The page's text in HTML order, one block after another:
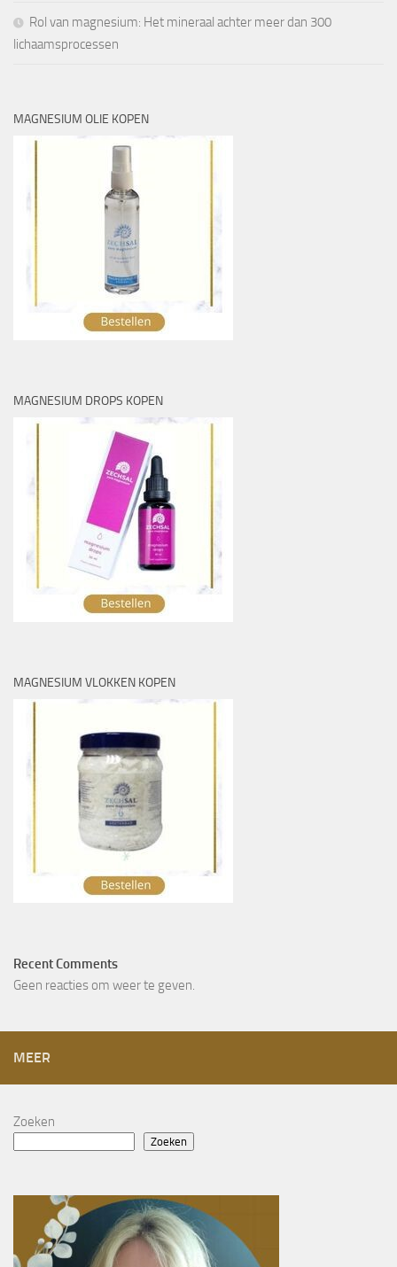
Rol van magnesium: Het mineraal achter meer dan 300
lichaamsprocessen
MAGNESIUM OLIE KOPEN
MAGNESIUM DROPS KOPEN
MAGNESIUM VLOKKEN KOPEN
Recent Comments
Geen reacties om weer te geven.
MEER
Zoeken
Zoeken